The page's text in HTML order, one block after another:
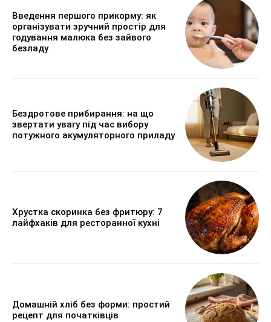
Введення першого прикорму: як
організувати зручний простір для
годування малюка без зайвого
безладу
Бездротове прибирання: на що
звертати увагу під час вибору
потужного акумуляторного приладу
Хрустка скоринка без фритюру: 7
лайфхаків для ресторанної кухні
Домашній хліб без форми: простий
рецепт для початківців